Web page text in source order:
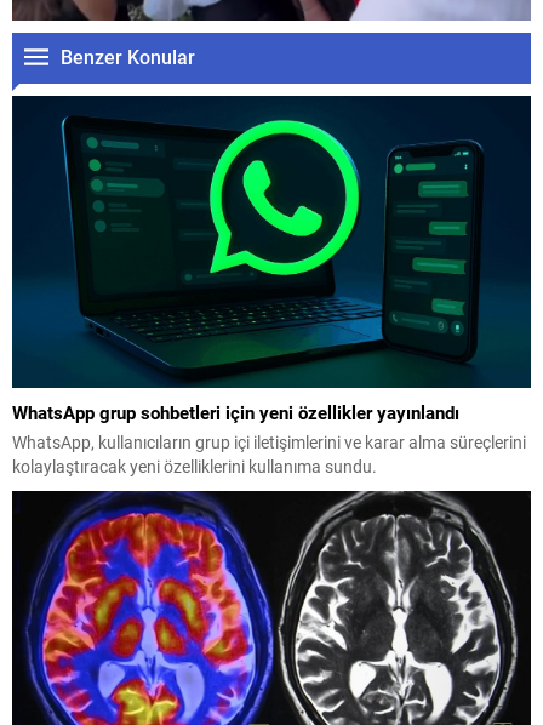
Benzer Konular
WhatsApp grup sohbetleri için yeni özellikler yayınlandı
WhatsApp, kullanıcıların grup içi iletişimlerini ve karar alma süreçlerini
kolaylaştıracak yeni özelliklerini kullanıma sundu.